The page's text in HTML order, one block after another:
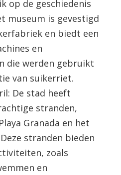
op de geschiedenis
museum is gevestigd
en biedt een
en
die werden gebruikt
van suikerriet.
De stad heeft
stranden,
Granada en het
stranden bieden
zoals
en